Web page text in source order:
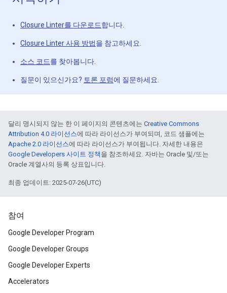
Closure Linter를 다운로드합니다.
Closure Linter 사용 방법을 참고하세요.
소스 코드를 찾아봅니다.
질문이 있으신가요? 토론 포럼에 질문하세요.
달리 명시되지 않는 한 이 페이지의 콘텐츠에는 Creative Commons
Attribution 4.0 라이선스에 따라 라이선스가 부여되며, 코드 샘플에는
Apache 2.0 라이선스에 따라 라이선스가 부여됩니다. 자세한 내용은
Google Developers 사이트 정책 을 참조하세요. 자바는 Oracle 및/또는
Oracle 계열사의 등록 상표입니다.
최종 업데이트: 2025-07-26(UTC)
참여
Google Developer Program
Google Developer Groups
Google Developer Experts
Accelerators